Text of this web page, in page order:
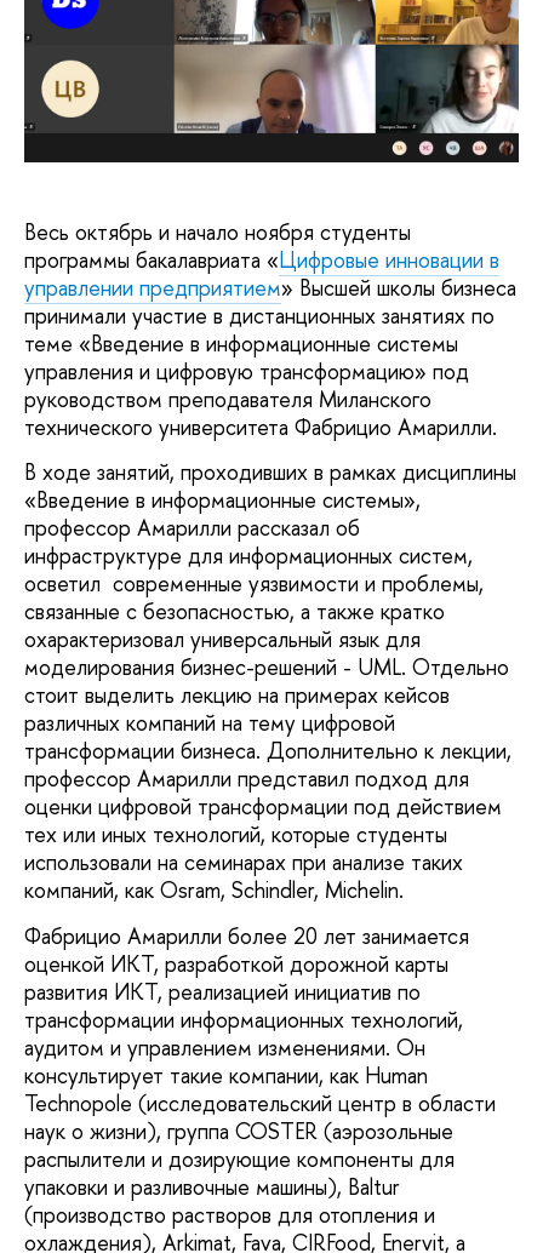
Весь октябрь и начало ноября студенты
программы бакалавриата «Цифровые инновации в
управлении предприятием» Высшей школы бизнеса
принимали участие в дистанционных занятиях по
теме «Введение в информационные системы
управления и цифровую трансформацию» под
руководством преподавателя Миланского
технического университета Фабрицио Амарилли.
В ходе занятий, проходивших в рамках дисциплины
«Введение в информационные системы»,
профессор Амарилли рассказал об
инфраструктуре для информационных систем,
осветил современные уязвимости и проблемы,
связанные с безопасностью, а также кратко
охарактеризовал универсальный язык для
моделирования бизнес-решений - UML. Отдельно
стоит выделить лекцию на примерах кейсов
различных компаний на тему цифровой
трансформации бизнеса. Дополнительно к лекции,
профессор Амарилли представил подход для
оценки цифровой трансформации под действием
тех или иных технологий, которые студенты
использовали на семинарах при анализе таких
компаний, как Osram, Schindler, Michelin.
Фабрицио Амарилли более 20 лет занимается
оценкой ИКТ, разработкой дорожной карты
развития ИКТ, реализацией инициатив по
трансформации информационных технологий,
аудитом и управлением изменениями. Он
консультирует такие компании, как Human
Technopole (исследовательский центр в области
наук о жизни), группа COSTER (аэрозольные
распылители и дозирующие компоненты для
упаковки и разливочные машины), Baltur
(производство растворов для отопления и
охлаждения), Arkimat, Fava, CIRFood, Enervit, а